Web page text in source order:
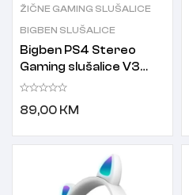
ŽIČNE GAMING SLUŠALICE
BIGBEN SLUŠALICE
Bigben PS4 Stereo
Gaming slušalice V3
plave
89,00 KM